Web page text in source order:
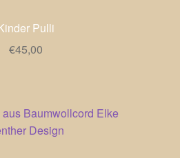
Pulli
€45,00